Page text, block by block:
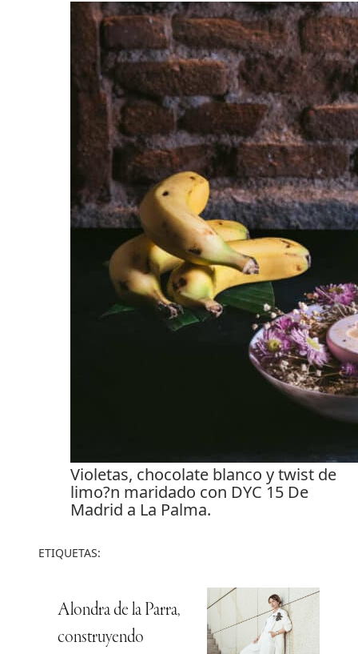
Violetas, chocolate blanco y twist de
limo?n maridado con DYC 15 De
Madrid a La Palma.
ETIQUETAS:
Alondra de la Parra,
construyendo